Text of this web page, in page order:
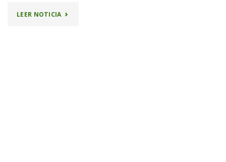
LEER NOTICIA"26